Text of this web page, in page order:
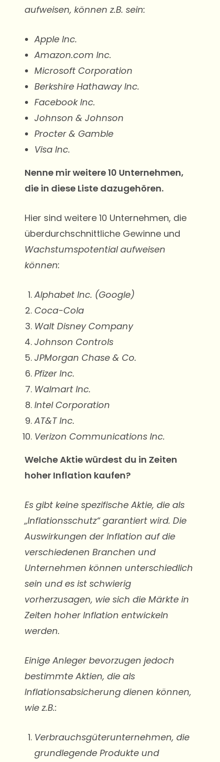
aufweisen, können z.B. sein:
Apple Inc.
Amazon.com Inc.
Microsoft Corporation
Berkshire Hathaway Inc.
Facebook Inc.
Johnson & Johnson
Procter & Gamble
Visa Inc.
Nenne mir weitere 10 Unternehmen,
die in diese Liste dazugehören.
Hier sind weitere 10 Unternehmen, die
überdurchschnittliche Gewinne und
Wachstumspotential aufweisen
können:
Alphabet Inc. (Google)
Coca-Cola
Walt Disney Company
Johnson Controls
JPMorgan Chase & Co.
Pfizer Inc.
Walmart Inc.
Intel Corporation
AT&T Inc.
Verizon Communications Inc.
Welche Aktie würdest du in Zeiten
hoher Inflation kaufen?
Es gibt keine spezifische Aktie, die als
„Inflationsschutz“ garantiert wird. Die
Auswirkungen der Inflation auf die
verschiedenen Branchen und
Unternehmen können unterschiedlich
sein und es ist schwierig
vorherzusagen, wie sich die Märkte in
Zeiten hoher Inflation entwickeln
werden.
Einige Anleger bevorzugen jedoch
bestimmte Aktien, die als
Inflationsabsicherung dienen können,
wie z.B.:
Verbrauchsgüterunternehmen, die
grundlegende Produkte und